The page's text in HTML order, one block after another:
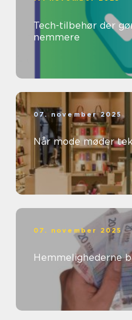
Tech-tilbehør der
nemmere
07. november 2025
Når mode møder
07. november 2025
Hemmelighederne